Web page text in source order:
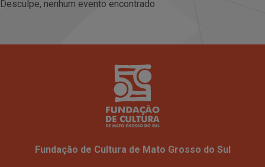
Desculpe, nenhum evento encontrado
Fundação de Cultura de Mato Grosso do Sul